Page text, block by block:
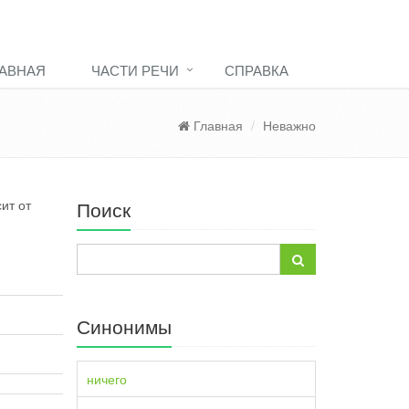
ЧАСТИ РЕЧИ СПРАВКА
Главная Неважно
от Поиск
Синонимы
ничего